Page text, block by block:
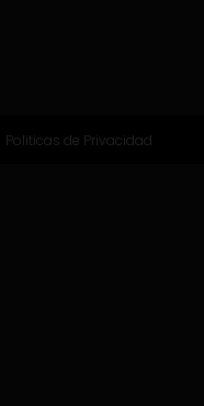
Politicas de Privacidad